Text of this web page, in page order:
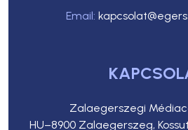
Email:
Zalaegerszegi
HU–8900 Zalaegerszeg,